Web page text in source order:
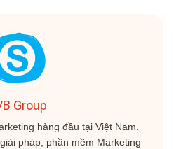
Group
hàng đầu tại Việt Nam.
pháp, phần mềm Marketing